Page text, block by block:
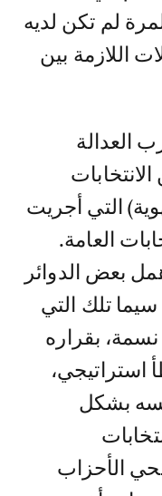
لم تكن لديه
اللازمة بين
العدالة
التي أجريت
العامة.
بعض الدوائر
سيما تلك التي
يقل عدد سكانها عن 50000 نسمة، بقراره
استراتيجي،
بشكل
الأحزاب